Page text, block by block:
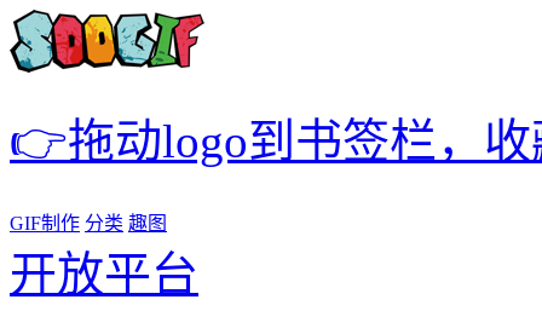
👉拖动logo到书签栏，
GIF制作 分类 趣图
开放平台